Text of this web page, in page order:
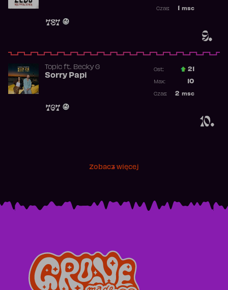
9.
787
msc
Czas:
10.
Topicft. Becky G
Sorry Papi
767
Ost.: 21
10
Max:
2 msc
Czas:
Zobacz więcej